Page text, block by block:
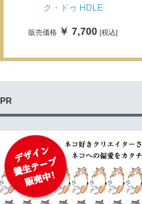
ク・ドゥ HDLE
販売価格 ￥ 7,700 [税込]
PR